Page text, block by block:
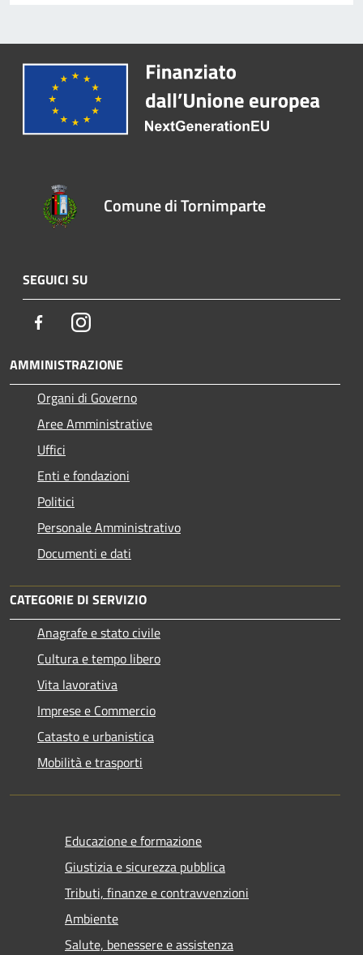
Comune di Tornimparte
SEGUICI SU
FacebookInstagram
AMMINISTRAZIONE
Organi di Governo
Aree Amministrative
Uffici
Enti e fondazioni
Politici
Personale Amministrativo
Documenti e dati
CATEGORIE DI SERVIZIO
Anagrafe e stato civile
Cultura e tempo libero
Vita lavorativa
Imprese e Commercio
Catasto e urbanistica
Mobilità e trasporti
Educazione e formazione
Giustizia e sicurezza pubblica
Tributi, finanze e contravvenzioni
Ambiente
Salute, benessere e assistenza